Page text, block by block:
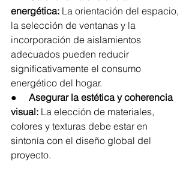
energética: La orientación del espacio,
la selección de ventanas y la
incorporación de aislamientos
adecuados pueden reducir
significativamente el consumo
energético del hogar.
● Asegurar la estética y coherencia
visual: La elección de materiales,
colores y texturas debe estar en
sintonía con el diseño global del
proyecto.